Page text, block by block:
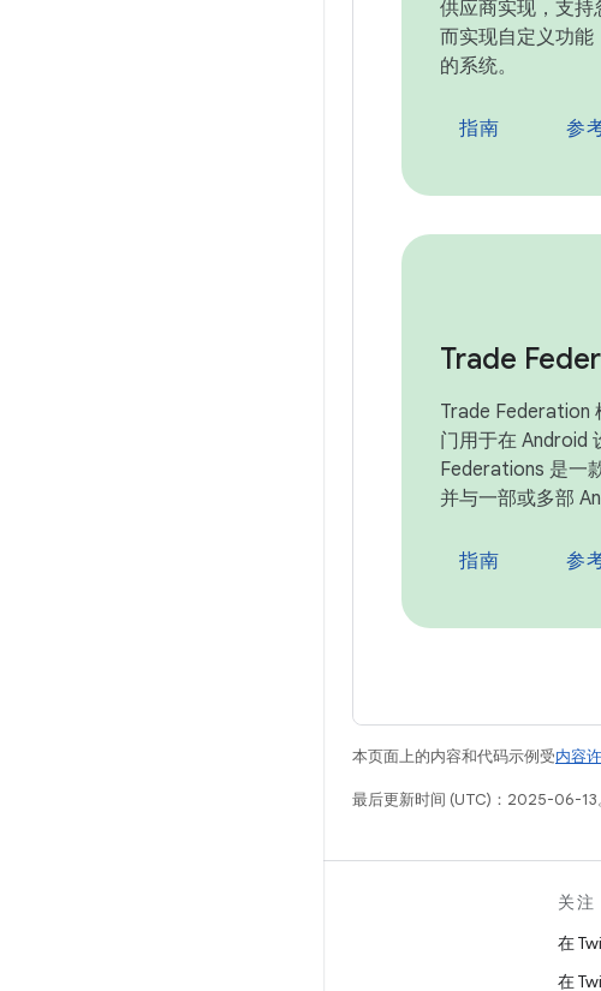
供应商实现，支
而实现自定义功能
的系统。
指南 参
Trade
Trade Federation
门用于在 Android
Federations 是一
并与一部或多部
指南 参
本页面上的内容和代码示例受内容
最后更新时间 (UTC)：2025-06-13
关注
在
在